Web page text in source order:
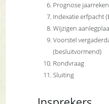
Prognose
Indexatie erfpacht
Wijzigen
Voorstel
(besluitvormend)
Rondvraag
Sluiting